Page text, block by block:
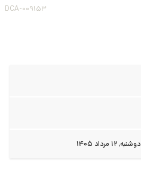
DCA-009153
دوشنبه, 12 مرداد 1405